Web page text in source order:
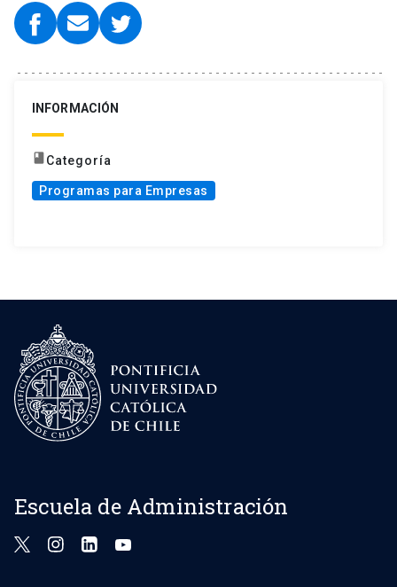
INFORMACIÓN
book Categoría
Programas para Empresas
Escuela de Administración